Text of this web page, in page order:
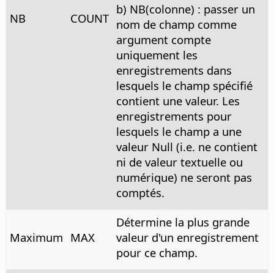
NB COUNT
b) NB(colonne) : passer un
nom de champ comme
argument compte
uniquement les
enregistrements dans
lesquels le champ spécifié
contient une valeur. Les
enregistrements pour
lesquels le champ a une
valeur Null (i.e. ne contient
ni de valeur textuelle ou
numérique) ne seront pas
comptés.
Maximum MAX
Détermine la plus grande
valeur d'un enregistrement
pour ce champ.